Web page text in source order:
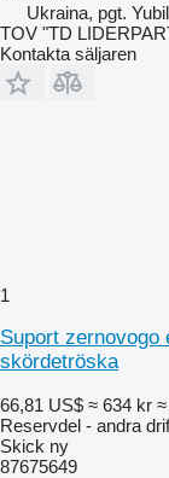
Ukraina, pgt.
TOV "TD
Kontakta säljaren
1
Suport zernovogo
skördetröska
66,81 US$ ≈ 634 kr
Reservdel - andra
Skick ny
87675649